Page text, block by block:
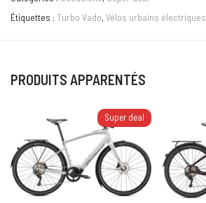
Étiquettes : Turbo Vado, Vélos urbains électriques
PRODUITS APPARENTÉS
Super deal